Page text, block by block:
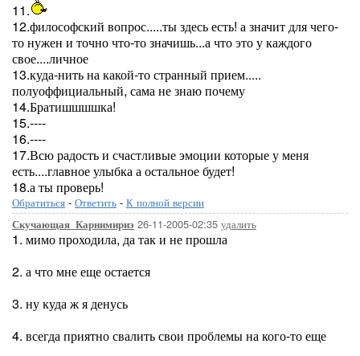
11.
12.философский вопрос.....ты здесь есть! а значит для чего-
то нужен и точно что-то значишь...а что это у каждого
свое....личное
13.куда-нить на какой-то странный прием.....
полуоффициальный, сама не знаю почему
14.Братишшшшка!
15.----
16.----
17.Всю радость и счастливые эмоции которые у меня
есть....главное улыбка а остальное будет!
18.а ты проверь!
Обратиться - Ответить - К полной версии
Скучающая_Карнимириэ 26-11-2005-02:35 удалить
1. мимо проходила, да так и не прошла
2. а что мне еще остается
3. ну куда ж я денусь
4. всегда приятно свалить свои проблемы на кого-то еще